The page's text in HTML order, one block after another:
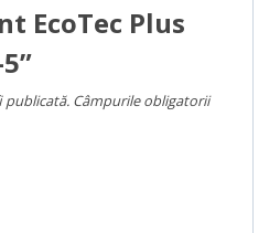
EcoTec Plus
publicată. Câmpurile obligatorii